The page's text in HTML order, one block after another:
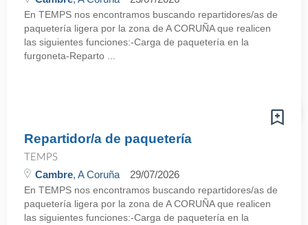
En TEMPS nos encontramos buscando repartidores/as de
paquetería ligera por la zona de A CORUÑA que realicen
las siguientes funciones:-Carga de paquetería en la
furgoneta-Reparto ...
Repartidor/a de paquetería
TEMPS
Cambre, A Coruña 29/07/2026
En TEMPS nos encontramos buscando repartidores/as de
paquetería ligera por la zona de A CORUÑA que realicen
las siguientes funciones:-Carga de paquetería en la